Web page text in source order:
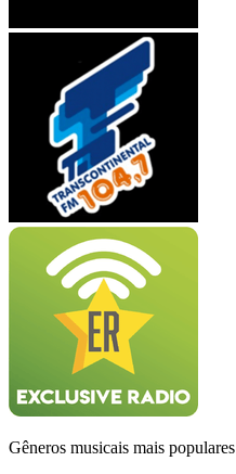
Gêneros musicais mais populares